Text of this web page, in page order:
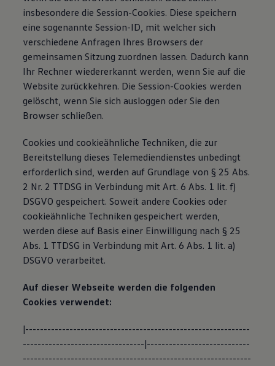
insbesondere die Session-Cookies. Diese speichern
eine sogenannte Session-ID, mit welcher sich
verschiedene Anfragen Ihres Browsers der
gemeinsamen Sitzung zuordnen lassen. Dadurch kann
Ihr Rechner wiedererkannt werden, wenn Sie auf die
Website zurückkehren. Die Session-Cookies werden
gelöscht, wenn Sie sich ausloggen oder Sie den
Browser schließen.
Cookies und cookieähnliche Techniken, die zur
Bereitstellung dieses Telemediendienstes unbedingt
erforderlich sind, werden auf Grundlage von § 25 Abs.
2 Nr. 2 TTDSG in Verbindung mit Art. 6 Abs. 1 lit. f)
DSGVO gespeichert. Soweit andere Cookies oder
cookieähnliche Techniken gespeichert werden,
werden diese auf Basis einer Einwilligung nach § 25
Abs. 1 TTDSG in Verbindung mit Art. 6 Abs. 1 lit. a)
DSGVO verarbeitet.
Auf dieser Webseite werden die folgenden
Cookies verwendet:
|-------------------------------------------------------------
---------------------------------|----------------------------
--------------------------------------------------------------